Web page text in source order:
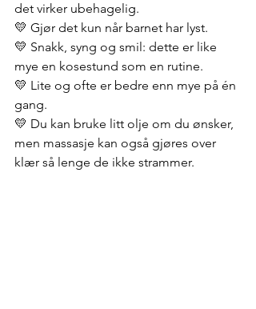
det virker ubehagelig.
💛 Gjør det kun når barnet har lyst.
💛 Snakk, syng og smil: dette er like
mye en kosestund som en rutine.
💛 Lite og ofte er bedre enn mye på én
gang.
💛 Du kan bruke litt olje om du ønsker,
men massasje kan også gjøres over
klær så lenge de ikke strammer.